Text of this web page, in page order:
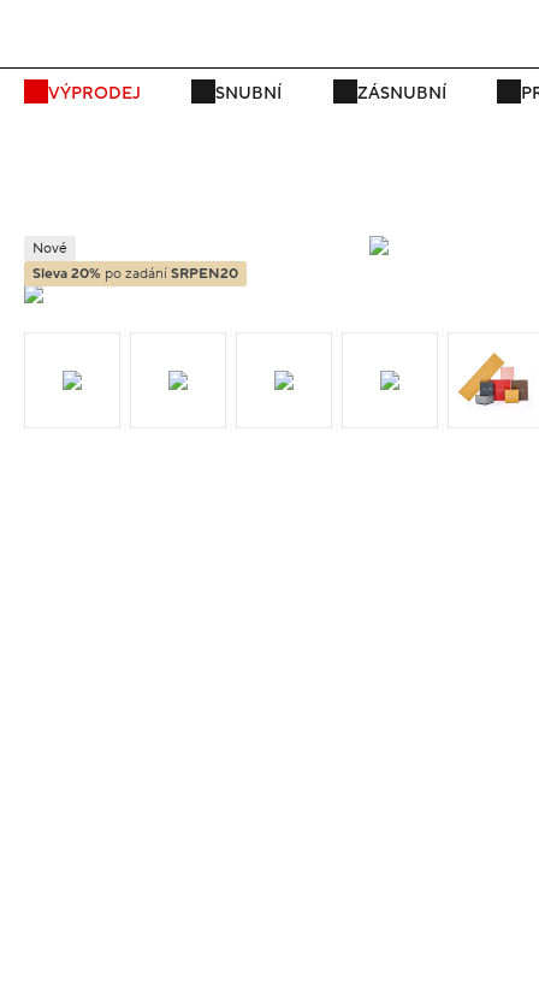
VÝPRODEJ SNUBNÍ ZÁSNUBNÍ
Nové
Sleva 20% po zadání SRPEN20